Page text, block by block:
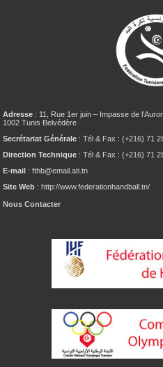
Adresse : 11, Rue 1er juin – Impasse de
1002 Tunis Belvédère
Secrétariat Générale : Tél & Fax : (+216) 71
Direction Technique : Tél & Fax : (+216) 71
E-mail : fthb@email.ati.tn
Site Web : http://www.federationhandball.tn/
Nous Contacter